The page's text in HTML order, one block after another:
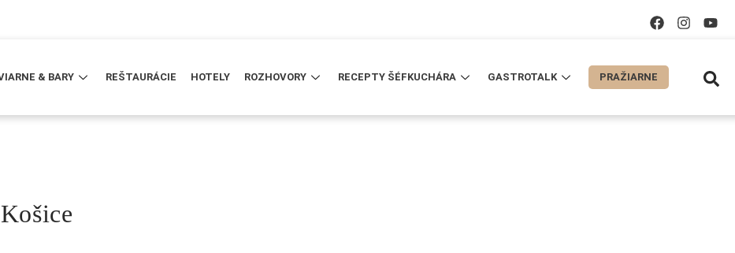
& BARY REŠTAURÁCIE HOTELY ROZHOVORY RECEPTY ŠÉFKUCHÁRA GASTROTALK PRAŽIARNE